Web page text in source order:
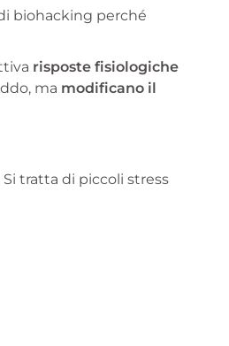
biohacking perché
risposte fisiologiche
ma modificano il
tratta di piccoli stress